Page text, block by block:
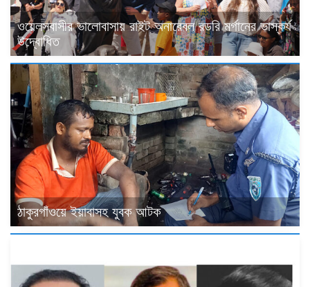
ওয়েলসবাসীর ভালোবাসায় রাইট অনারেবল রডরি মর্গানের ভাস্কর্য
উদ্বোধিত
ঠাকুরগাঁওয়ে ইয়াবাসহ যুবক আটক